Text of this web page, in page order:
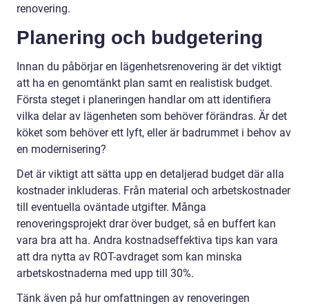
renovering.
Planering och budgetering
Innan du påbörjar en lägenhetsrenovering är det viktigt
att ha en genomtänkt plan samt en realistisk budget.
Första steget i planeringen handlar om att identifiera
vilka delar av lägenheten som behöver förändras. Är det
köket som behöver ett lyft, eller är badrummet i behov av
en modernisering?
Det är viktigt att sätta upp en detaljerad budget där alla
kostnader inkluderas. Från material och arbetskostnader
till eventuella oväntade utgifter. Många
renoveringsprojekt drar över budget, så en buffert kan
vara bra att ha. Andra kostnadseffektiva tips kan vara
att dra nytta av ROT-avdraget som kan minska
arbetskostnaderna med upp till 30%.
Tänk även på hur omfattningen av renoveringen